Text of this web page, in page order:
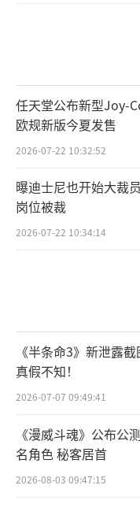
任天堂公布新型Joy-
欧规新版今夏发售
2026-07-22 10:32:52
曝迪士尼也开始大裁
岗位被裁
2026-07-22 10:34:14
《半条命3》新泄露截
真假不知！
2026-07-07 09:49:41
《漫威斗魂》公布公
名角色 秘客居首
2026-08-03 09:47:15